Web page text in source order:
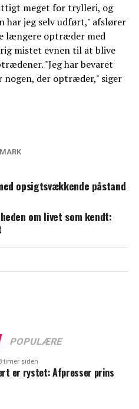
meget for trylleri, og
har jeg selv udført," afslører
længere optræder med
mistet evnen til at blive
"Jeg har bevaret
nogen, der optræder," siger
Denne sætning er
nyt projekt: "Det
opsigtsvækkende påstand
om livet som kendt:
POPULÆRE
timer siden
er rystet: Afpresser prins